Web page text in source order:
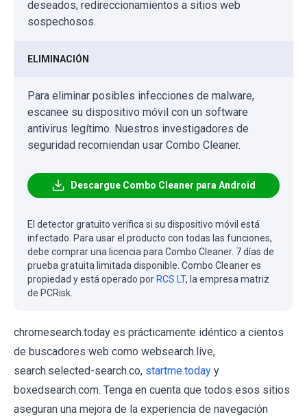
deseados, redireccionamientos a sitios web
sospechosos.
ELIMINACIÓN
Para eliminar posibles infecciones de malware,
escanee su dispositivo móvil con un software
antivirus legítimo. Nuestros investigadores de
seguridad recomiendan usar Combo Cleaner.
Descargue Combo Cleaner para Android
El detector gratuito verifica si su dispositivo móvil está
infectado. Para usar el producto con todas las funciones,
debe comprar una licencia para Combo Cleaner. 7 días de
prueba gratuita limitada disponible. Combo Cleaner es
propiedad y está operado porRCS LT, la empresa matriz
de PCRisk.
chromesearch.today es prácticamente idéntico a cientos
de buscadores web como websearch.live,
search.selected-search.co, startme.today y
boxedsearch.com. Tenga en cuenta que todos esos sitios
aseguran una mejora de la experiencia de navegación